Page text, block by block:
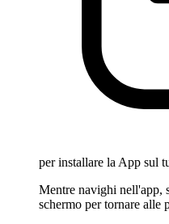
per installare la App sul
Mentre navighi nell'app,
schermo per tornare alle